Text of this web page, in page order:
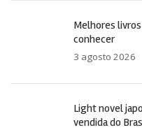
Melhores
conhecer
3 agosto 2026
Light novel
vendida do